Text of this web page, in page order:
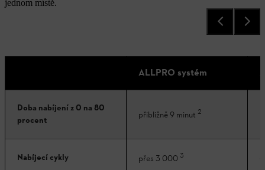
jednom místě.
ALLPRO systém
Doba nabíjení z 0 na 80
procent
přibližně 9 minut 2
Nabíjecí cykly přes 3 000 3